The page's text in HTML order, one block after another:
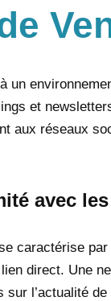
un
et
aux réseaux
avec
caractérise
direct. Une
l’actualité